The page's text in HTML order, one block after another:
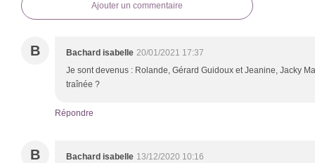
Ajouter un commentaire
B Bachard isabelle 20/01/2021 17:37
Je sont devenus : Rolande, Gérard Guidoux et Jeanine, Jacky
traînée ?
Répondre
B Bachard isabelle 13/12/2020 10:16